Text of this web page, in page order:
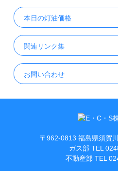
本日の灯油価格
関連リンク集
お問い合わせ
〒962-0813 福島県須賀
ガス部 TEL
不動産部 TEL